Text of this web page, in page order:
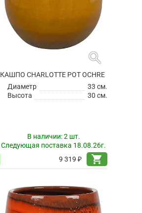
search
КАШПО CHARLOTTE POT OCHRE
Диаметр
33 см.
Высота
30 см.
В наличии:2 шт.
Следующая поставка 18.08.26г.
9 319 ₽
shopping_cart